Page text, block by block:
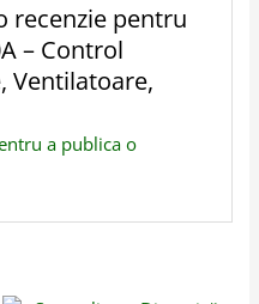
recenzie pentru
– Control
Ventilatoare,
a publica o